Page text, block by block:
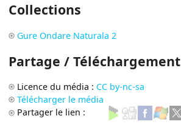
Collections
Gure Ondare Naturala 2
Partage / Téléchargement
Licence du média : CC by-nc-sa
Télécharger le média
Partager le lien :